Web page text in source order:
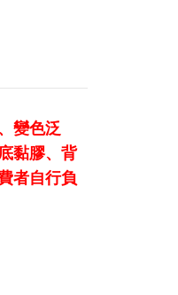
變色泛
黏膠、背
者自行負